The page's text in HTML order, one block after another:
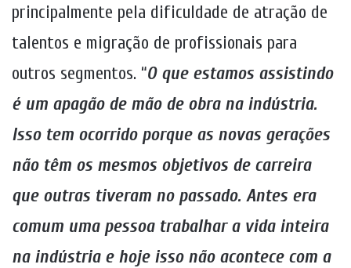
principalmente pela dificuldade de atração de
talentos e migração de profissionais para
outros segmentos. “O que estamos assistindo
é um apagão de mão de obra na indústria.
Isso tem ocorrido porque as novas gerações
não têm os mesmos objetivos de carreira
que outras tiveram no passado. Antes era
comum uma pessoa trabalhar a vida inteira
na indústria e hoje isso não acontece com a